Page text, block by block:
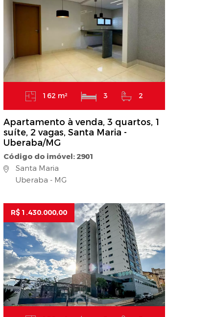
162 m² 3 2
Apartamento à venda, 3 quartos, 1
suíte, 2 vagas, Santa Maria -
Uberaba/MG
Código do imóvel: 2901
Santa Maria
Uberaba - MG
R$ 1.430.000,00